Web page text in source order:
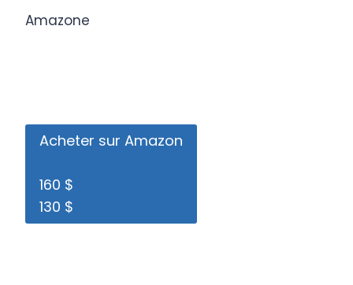
Amazone
Acheter sur Amazon
160 $
130 $